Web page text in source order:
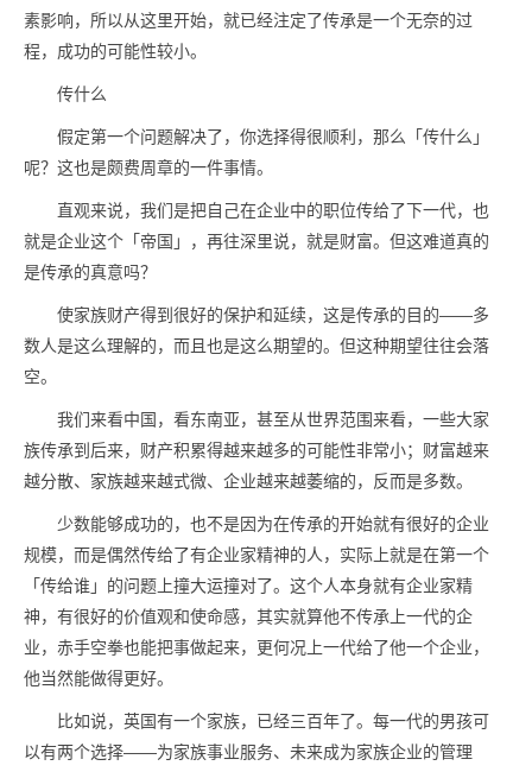
素影响，所以从这里开始，就已经注定了传承是一个无奈的过
程，成功的可能性较小。
传什么
假定第一个问题解决了，你选择得很顺利，那么「传什么」
呢？这也是颇费周章的一件事情。
直观来说，我们是把自己在企业中的职位传给了下一代，也
就是企业这个「帝国」，再往深里说，就是财富。但这难道真的
是传承的真意吗？
使家族财产得到很好的保护和延续，这是传承的目的——多
数人是这么理解的，而且也是这么期望的。但这种期望往往会落
空。
我们来看中国，看东南亚，甚至从世界范围来看，一些大家
族传承到后来，财产积累得越来越多的可能性非常小；财富越来
越分散、家族越来越式微、企业越来越萎缩的，反而是多数。
少数能够成功的，也不是因为在传承的开始就有很好的企业
规模，而是偶然传给了有企业家精神的人，实际上就是在第一个
「传给谁」的问题上撞大运撞对了。这个人本身就有企业家精
神，有很好的价值观和使命感，其实就算他不传承上一代的企
业，赤手空拳也能把事做起来，更何况上一代给了他一个企业，
他当然能做得更好。
比如说，英国有一个家族，已经三百年了。每一代的男孩可
以有两个选择——为家族事业服务、未来成为家族企业的管理